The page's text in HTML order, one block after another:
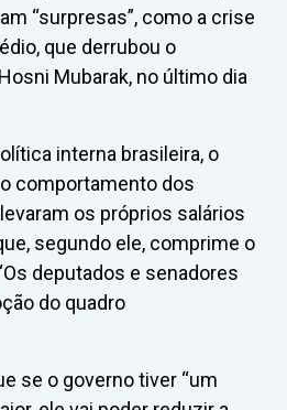
“surpresas”, como a crise
que derrubou o
Mubarak, no último dia
interna brasileira, o
comportamento dos
os próprios salários
segundo ele, comprime o
deputados e senadores
do quadro
se o governo tiver “um